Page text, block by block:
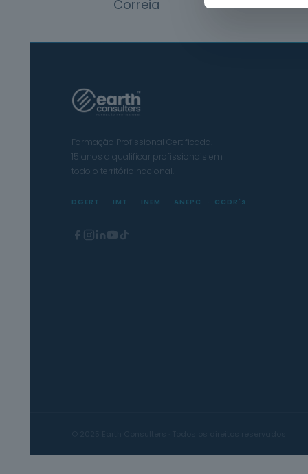
Correia
Formação Profissional Certificada.
15 anos a qualificar profissionais em
todo o território nacional.
DGERT IMT INEM ANEPC CCDR's